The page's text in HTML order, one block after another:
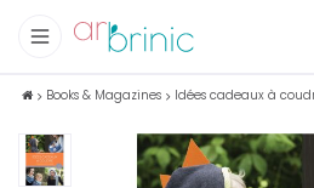
Fabrics
Notions
Eco family care
Books & Magazines Idées cadeaux à